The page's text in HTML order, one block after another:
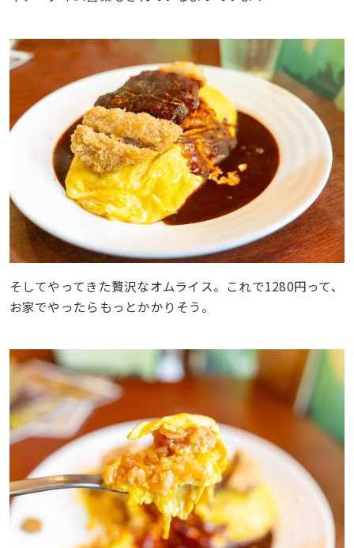
そしてやってきた贅沢なオムライス。これで1280円って、
お家でやったらもっとかかりそう。